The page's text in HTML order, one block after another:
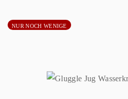
NUR NOCH WENIGE